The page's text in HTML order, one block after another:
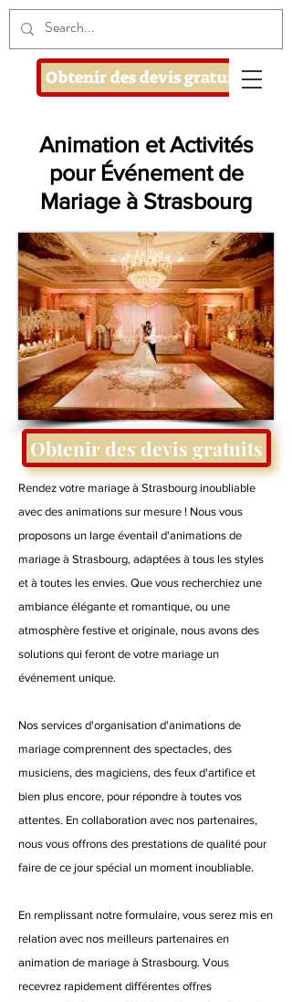
Obtenir des devis gratuits
Animation et Activités
pour Événement de
Mariage à Strasbourg
Obtenir des devis gratuits
Rendez votre mariage à Strasbourg inoubliable
avec des animations sur mesure ! Nous vous
proposons un large éventail d'animations de
mariage à Strasbourg, adaptées à tous les styles
et à toutes les envies. Que vous recherchiez une
ambiance élégante et romantique, ou une
atmosphère festive et originale, nous avons des
solutions qui feront de votre mariage un
événement unique.
Nos services d'organisation d'animations de
mariage comprennent des spectacles, des
musiciens, des magiciens, des feux d'artifice et
bien plus encore, pour répondre à toutes vos
attentes. En collaboration avec nos partenaires,
nous vous offrons des prestations de qualité pour
faire de ce jour spécial un moment inoubliable.
En remplissant notre formulaire, vous serez mis en
relation avec nos meilleurs partenaires en
animation de mariage à Strasbourg. Vous
recevrez rapidement différentes offres